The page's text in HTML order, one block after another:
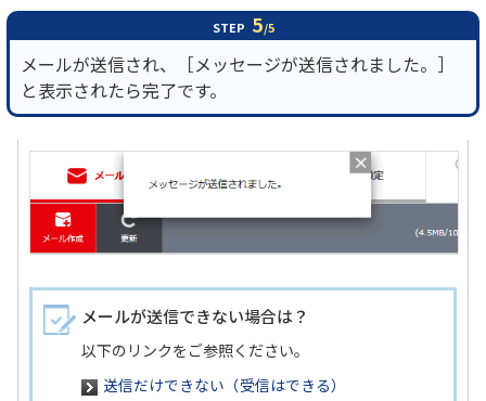
STEP 5/5
メールが送信され、［メッセージが送信されました。］
と表示されたら完了です。
メールが送信できない場合は？
以下のリンクをご参照ください。
送信だけできない（受信はできる）